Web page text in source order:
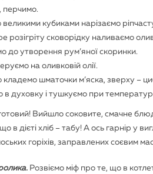
перчимо.
кубиками нарізаємо
розігріту сковорідку наливаємо
до утворення рум’яної скоринки.
на оливковій олії.
кладемо шматочки м’яска, зверху –
в духовку і тушкуємо при
Вийшло соковите, смачне
в дієті хліб – табу! А ось гарнір у
горіхів, заправлених соєвим
Розвіємо міф про те, що в